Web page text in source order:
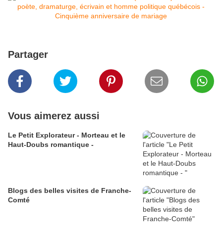
Partager
Vous aimerez aussi
Le Petit Explorateur - Morteau et le
Haut-Doubs romantique -
Blogs des belles visites de Franche-
Comté